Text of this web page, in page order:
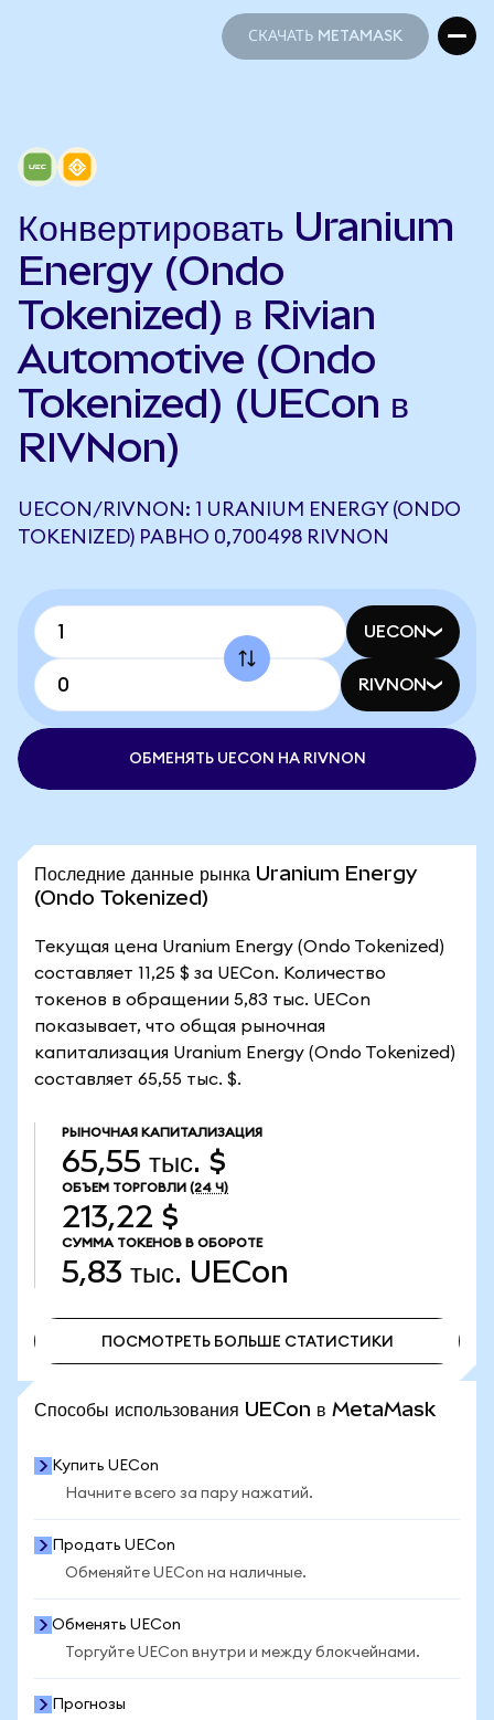
СКАЧАТЬ METAMASK
Конвертировать Uranium
Energy (Ondo
Tokenized) в Rivian
Automotive (Ondo
Tokenized) (UECon в
RIVNon)
UECON/RIVNON: 1 URANIUM ENERGY (ONDO
TOKENIZED) РАВНО 0,700498 RIVNON
UECON
RIVNON
ОБМЕНЯТЬ UECON НА RIVNON
Последние данные рынка Uranium Energy
(Ondo Tokenized)
Текущая цена Uranium Energy (Ondo Tokenized)
составляет 11,25 $ за UECon. Количество
токенов в обращении 5,83 тыс. UECon
показывает, что общая рыночная
капитализация Uranium Energy (Ondo Tokenized)
составляет 65,55 тыс. $.
РЫНОЧНАЯ КАПИТАЛИЗАЦИЯ
65,55 тыс. $
ОБЪЕМ ТОРГОВЛИ (24 Ч)
213,22 $
СУММА ТОКЕНОВ В ОБОРОТЕ
5,83 тыс. UECon
ПОСМОТРЕТЬ БОЛЬШЕ СТАТИСТИКИ
Способы использования UECon в MetaMask
Купить UECon
Начните всего за пару нажатий.
Продать UECon
Обменяйте UECon на наличные.
Обменять UECon
Торгуйте UECon внутри и между блокчейнами.
Прогнозы